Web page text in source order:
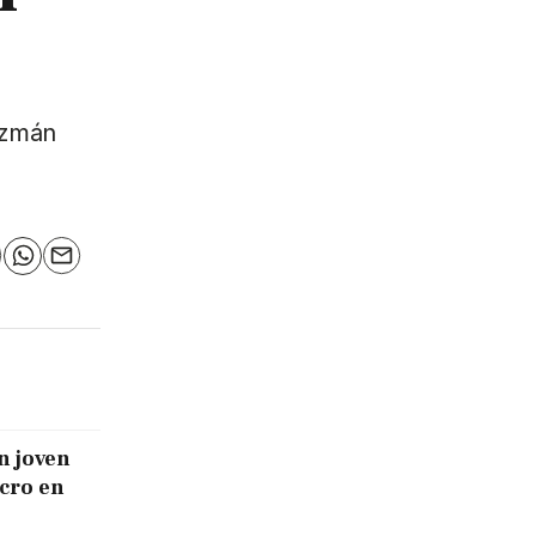
WhatsApp
Email
joven
en